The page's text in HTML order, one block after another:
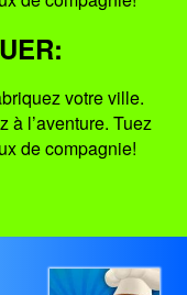
votre ville.
à l’aventure. Tuez
de compagnie!